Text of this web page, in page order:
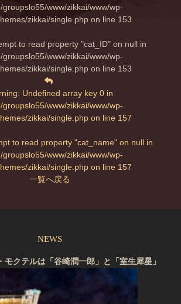
groupslo55/www/zikkai/www/wp-
zikkai/single.php on line 153
to read property "cat_ID" on null in
groupslo55/www/zikkai/www/wp-
zikkai/single.php on line 153
: Undefined array key 0 in
groupslo55/www/zikkai/www/wp-
zikkai/single.php on line 157
to read property "cat_name" on null in
groupslo55/www/zikkai/www/wp-
zikkai/single.php on line 157
一覧へ戻る
NEWS
モクテルは「谷崎潤一郎」と「室生犀星」